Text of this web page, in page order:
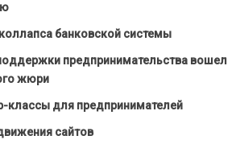
банковской системы
предпринимательства вошел
жюри
классы для предпринимателей
сайтов